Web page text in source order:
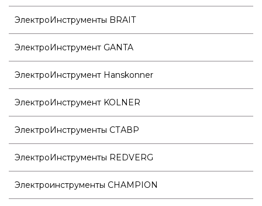
ЭлектроИнструменты BRAIT
ЭлектроИнструмент GANTA
ЭлектроИнструмент Hanskonner
ЭлектроИнструмент KOLNER
ЭлектроИнструменты СТАВР
ЭлектроИнструменты REDVERG
Электроинструменты CHAMPION